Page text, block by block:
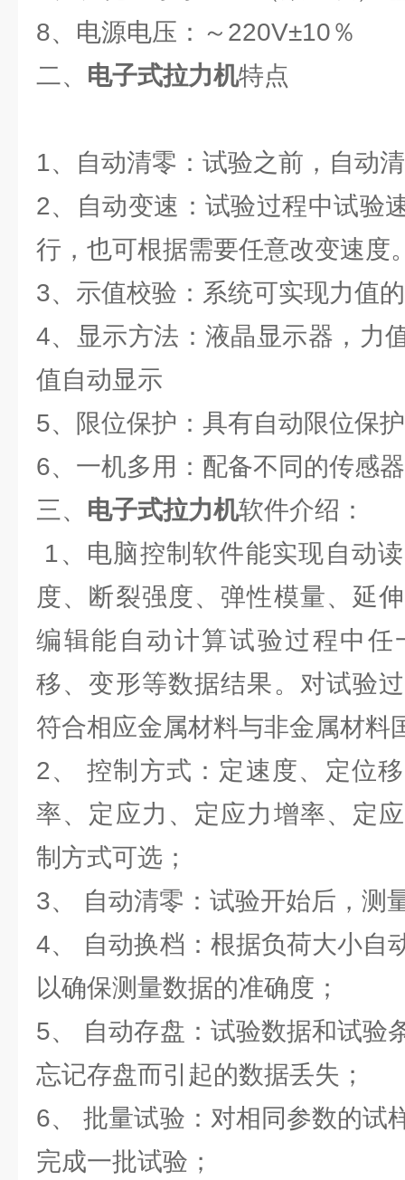
8、电源电压：～220V±10％
二、 电子式拉力机特点
1、自动清零：试验之前，自动
2、自动变速：试验过程中试验
行，也可根据需要任意改变速度
3、示值校验：系统可实现力值
4、显示方法：液晶显示器，力
值自动显示
5、限位保护：具有自动限位保
6、一机多用：配备不同的传感
三、 电子式拉力机软件介绍：
1、电脑控制软件能实现自动
度、断裂强度、弹性模量、延
编辑能自动计算试验过程中任
移、变形等数据结果。对试验
符合相应金属材料与非金属材料
2、 控制方式：定速度、定位
率、定应力、定应力增率、定
制方式可选；
3、 自动清零：试验开始后，测
4、 自动换档：根据负荷大小自
以确保测量数据的准确度；
5、 自动存盘：试验数据和试验
忘记存盘而引起的数据丢失；
6、 批量试验：对相同参数的试
完成一批试验；